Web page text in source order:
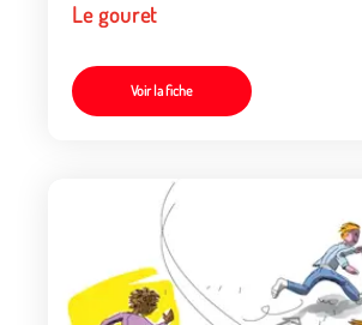
Le gouret
Voir la fiche